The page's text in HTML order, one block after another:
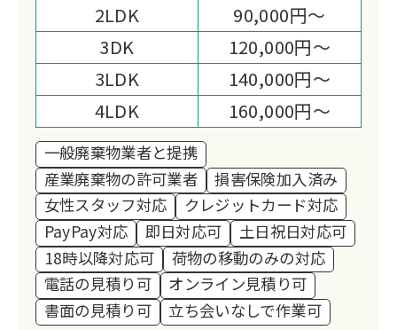
2LDK
90,000円～
3DK
120,000円～
3LDK
140,000円～
4LDK
160,000円～
一般廃棄物業者と提携
産業廃棄物の許可業者
損害保険加入済み
女性スタッフ対応
クレジットカード対応
PayPay対応
即日対応可
土日祝日対応可
18時以降対応可
荷物の移動のみの対応
電話の見積り可
オンライン見積り可
書面の見積り可
立ち会いなしで作業可